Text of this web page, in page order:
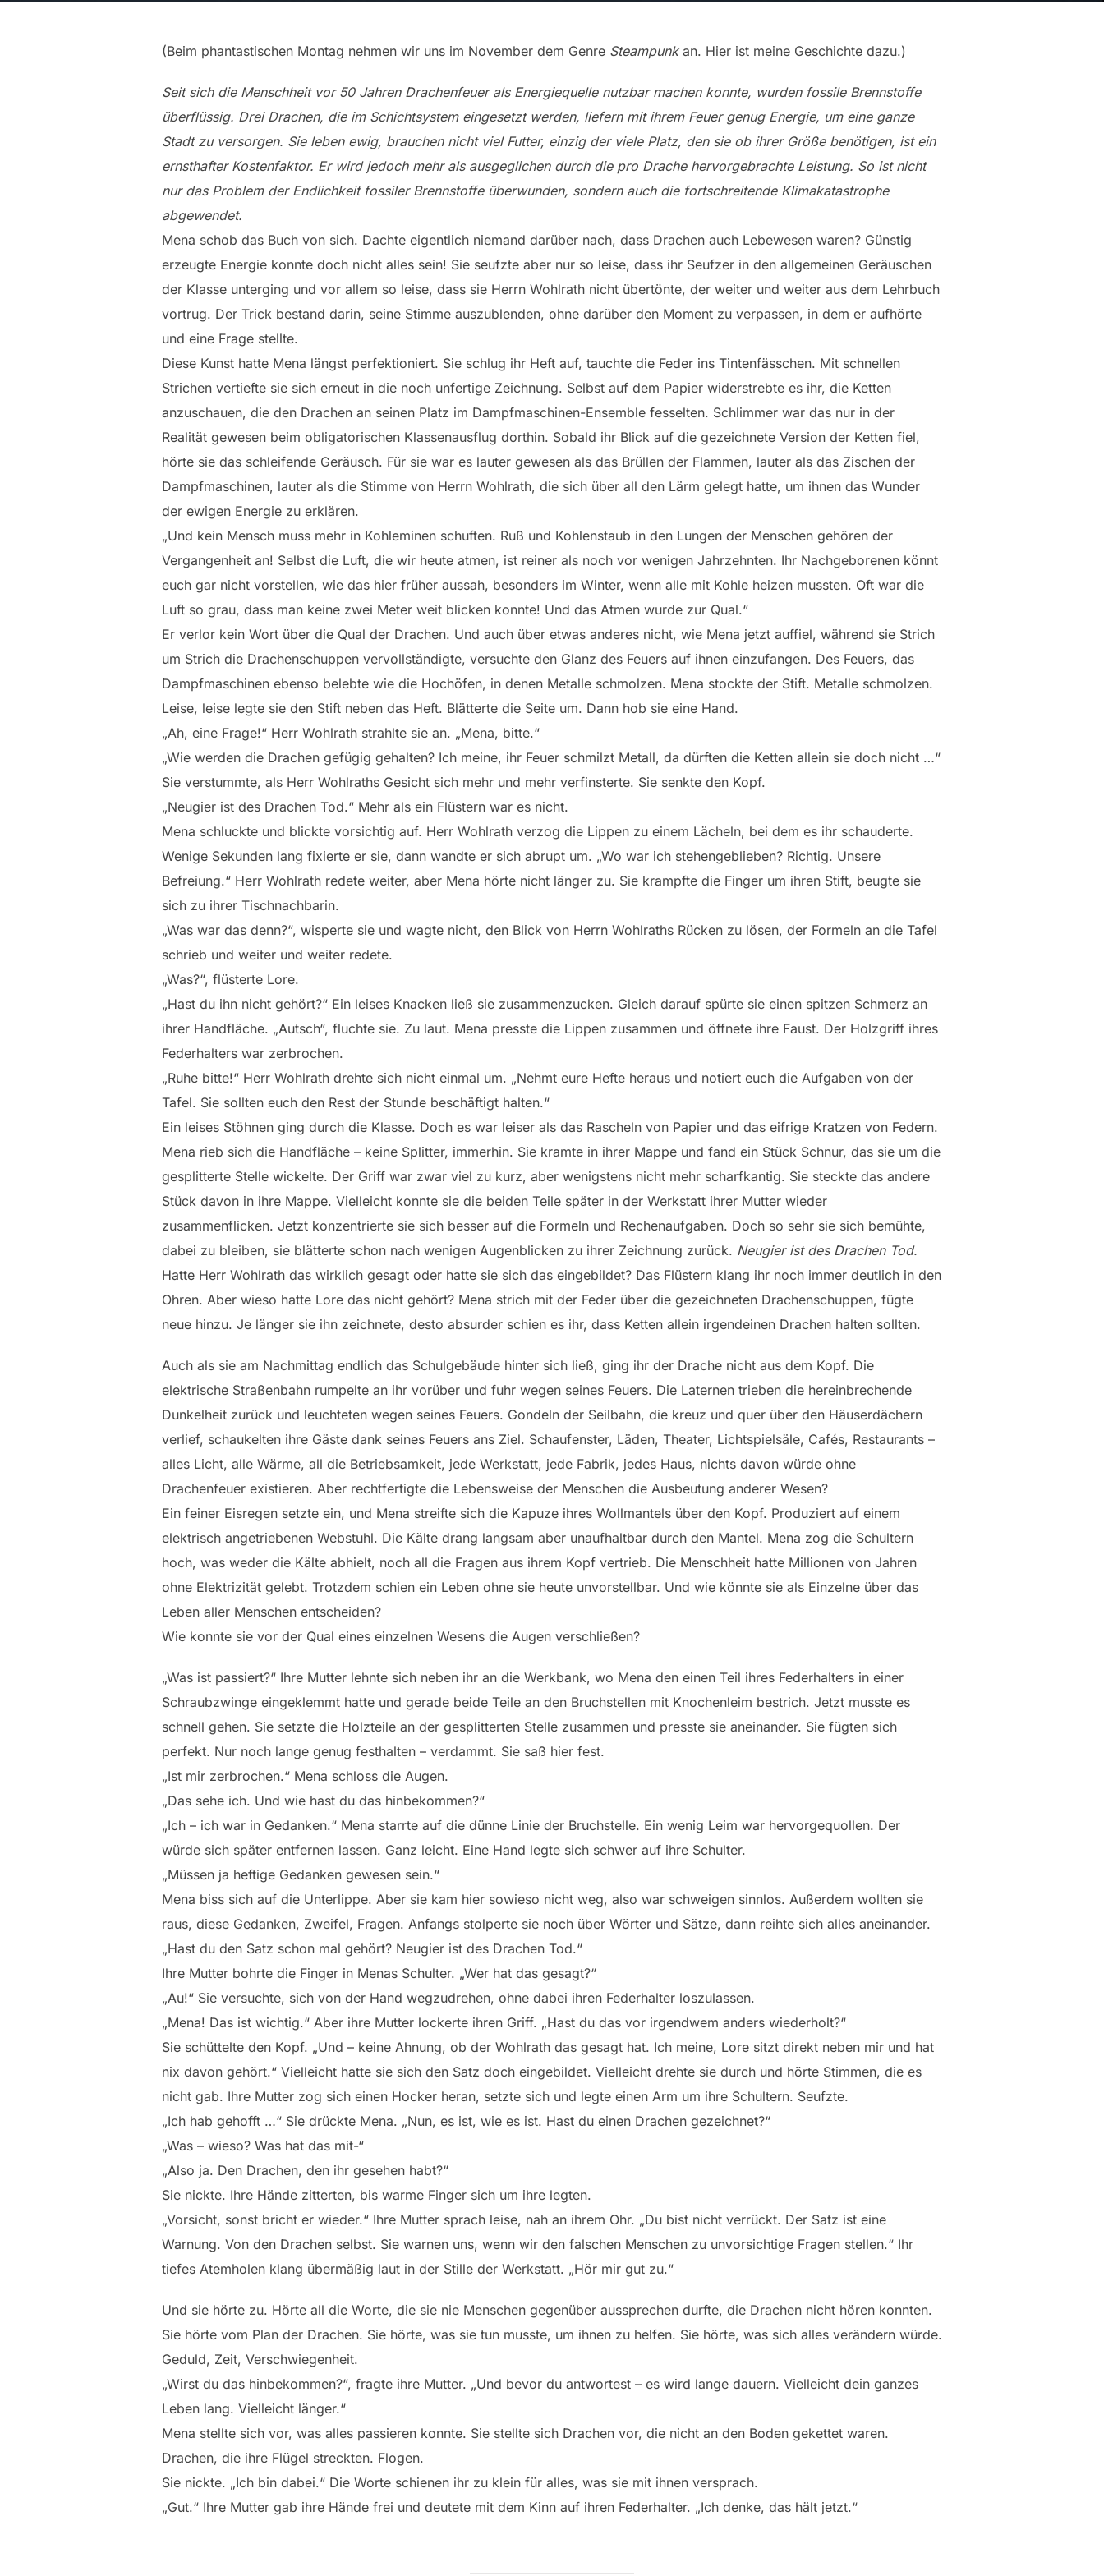
(Beim phantastischen Montag nehmen wir uns im November dem Genre Steampunk an. Hier ist meine Geschichte dazu.)
Seit sich die Menschheit vor 50 Jahren Drachenfeuer als Energiequelle nutzbar machen konnte, wurden fossile Brennstoffe
überflüssig. Drei Drachen, die im Schichtsystem eingesetzt werden, liefern mit ihrem Feuer genug Energie, um eine ganze
Stadt zu versorgen. Sie leben ewig, brauchen nicht viel Futter, einzig der viele Platz, den sie ob ihrer Größe benötigen, ist ein
ernsthafter Kostenfaktor. Er wird jedoch mehr als ausgeglichen durch die pro Drache hervorgebrachte Leistung. So ist nicht
nur das Problem der Endlichkeit fossiler Brennstoffe überwunden, sondern auch die fortschreitende Klimakatastrophe
abgewendet.
Mena schob das Buch von sich. Dachte eigentlich niemand darüber nach, dass Drachen auch Lebewesen waren? Günstig
erzeugte Energie konnte doch nicht alles sein! Sie seufzte aber nur so leise, dass ihr Seufzer in den allgemeinen Geräuschen
der Klasse unterging und vor allem so leise, dass sie Herrn Wohlrath nicht übertönte, der weiter und weiter aus dem Lehrbuch
vortrug. Der Trick bestand darin, seine Stimme auszublenden, ohne darüber den Moment zu verpassen, in dem er aufhörte
und eine Frage stellte.
Diese Kunst hatte Mena längst perfektioniert. Sie schlug ihr Heft auf, tauchte die Feder ins Tintenfässchen. Mit schnellen
Strichen vertiefte sie sich erneut in die noch unfertige Zeichnung. Selbst auf dem Papier widerstrebte es ihr, die Ketten
anzuschauen, die den Drachen an seinen Platz im Dampfmaschinen-Ensemble fesselten. Schlimmer war das nur in der
Realität gewesen beim obligatorischen Klassenausflug dorthin. Sobald ihr Blick auf die gezeichnete Version der Ketten fiel,
hörte sie das schleifende Geräusch. Für sie war es lauter gewesen als das Brüllen der Flammen, lauter als das Zischen der
Dampfmaschinen, lauter als die Stimme von Herrn Wohlrath, die sich über all den Lärm gelegt hatte, um ihnen das Wunder
der ewigen Energie zu erklären.
„Und kein Mensch muss mehr in Kohleminen schuften. Ruß und Kohlenstaub in den Lungen der Menschen gehören der
Vergangenheit an! Selbst die Luft, die wir heute atmen, ist reiner als noch vor wenigen Jahrzehnten. Ihr Nachgeborenen könnt
euch gar nicht vorstellen, wie das hier früher aussah, besonders im Winter, wenn alle mit Kohle heizen mussten. Oft war die
Luft so grau, dass man keine zwei Meter weit blicken konnte! Und das Atmen wurde zur Qual.“
Er verlor kein Wort über die Qual der Drachen. Und auch über etwas anderes nicht, wie Mena jetzt auffiel, während sie Strich
um Strich die Drachenschuppen vervollständigte, versuchte den Glanz des Feuers auf ihnen einzufangen. Des Feuers, das
Dampfmaschinen ebenso belebte wie die Hochöfen, in denen Metalle schmolzen. Mena stockte der Stift. Metalle schmolzen.
Leise, leise legte sie den Stift neben das Heft. Blätterte die Seite um. Dann hob sie eine Hand.
„Ah, eine Frage!“ Herr Wohlrath strahlte sie an. „Mena, bitte.“
„Wie werden die Drachen gefügig gehalten? Ich meine, ihr Feuer schmilzt Metall, da dürften die Ketten allein sie doch nicht …“
Sie verstummte, als Herr Wohlraths Gesicht sich mehr und mehr verfinsterte. Sie senkte den Kopf.
„Neugier ist des Drachen Tod.“ Mehr als ein Flüstern war es nicht.
Mena schluckte und blickte vorsichtig auf. Herr Wohlrath verzog die Lippen zu einem Lächeln, bei dem es ihr schauderte.
Wenige Sekunden lang fixierte er sie, dann wandte er sich abrupt um. „Wo war ich stehengeblieben? Richtig. Unsere
Befreiung.“ Herr Wohlrath redete weiter, aber Mena hörte nicht länger zu. Sie krampfte die Finger um ihren Stift, beugte sie
sich zu ihrer Tischnachbarin.
„Was war das denn?“, wisperte sie und wagte nicht, den Blick von Herrn Wohlraths Rücken zu lösen, der Formeln an die Tafel
schrieb und weiter und weiter redete.
„Was?“, flüsterte Lore.
„Hast du ihn nicht gehört?“ Ein leises Knacken ließ sie zusammenzucken. Gleich darauf spürte sie einen spitzen Schmerz an
ihrer Handfläche. „Autsch“, fluchte sie. Zu laut. Mena presste die Lippen zusammen und öffnete ihre Faust. Der Holzgriff ihres
Federhalters war zerbrochen.
„Ruhe bitte!“ Herr Wohlrath drehte sich nicht einmal um. „Nehmt eure Hefte heraus und notiert euch die Aufgaben von der
Tafel. Sie sollten euch den Rest der Stunde beschäftigt halten.“
Ein leises Stöhnen ging durch die Klasse. Doch es war leiser als das Rascheln von Papier und das eifrige Kratzen von Federn.
Mena rieb sich die Handfläche – keine Splitter, immerhin. Sie kramte in ihrer Mappe und fand ein Stück Schnur, das sie um die
gesplitterte Stelle wickelte. Der Griff war zwar viel zu kurz, aber wenigstens nicht mehr scharfkantig. Sie steckte das andere
Stück davon in ihre Mappe. Vielleicht konnte sie die beiden Teile später in der Werkstatt ihrer Mutter wieder
zusammenflicken. Jetzt konzentrierte sie sich besser auf die Formeln und Rechenaufgaben. Doch so sehr sie sich bemühte,
dabei zu bleiben, sie blätterte schon nach wenigen Augenblicken zu ihrer Zeichnung zurück. Neugier ist des Drachen Tod.
Hatte Herr Wohlrath das wirklich gesagt oder hatte sie sich das eingebildet? Das Flüstern klang ihr noch immer deutlich in den
Ohren. Aber wieso hatte Lore das nicht gehört? Mena strich mit der Feder über die gezeichneten Drachenschuppen, fügte
neue hinzu. Je länger sie ihn zeichnete, desto absurder schien es ihr, dass Ketten allein irgendeinen Drachen halten sollten.
Auch als sie am Nachmittag endlich das Schulgebäude hinter sich ließ, ging ihr der Drache nicht aus dem Kopf. Die
elektrische Straßenbahn rumpelte an ihr vorüber und fuhr wegen seines Feuers. Die Laternen trieben die hereinbrechende
Dunkelheit zurück und leuchteten wegen seines Feuers. Gondeln der Seilbahn, die kreuz und quer über den Häuserdächern
verlief, schaukelten ihre Gäste dank seines Feuers ans Ziel. Schaufenster, Läden, Theater, Lichtspielsäle, Cafés, Restaurants –
alles Licht, alle Wärme, all die Betriebsamkeit, jede Werkstatt, jede Fabrik, jedes Haus, nichts davon würde ohne
Drachenfeuer existieren. Aber rechtfertigte die Lebensweise der Menschen die Ausbeutung anderer Wesen?
Ein feiner Eisregen setzte ein, und Mena streifte sich die Kapuze ihres Wollmantels über den Kopf. Produziert auf einem
elektrisch angetriebenen Webstuhl. Die Kälte drang langsam aber unaufhaltbar durch den Mantel. Mena zog die Schultern
hoch, was weder die Kälte abhielt, noch all die Fragen aus ihrem Kopf vertrieb. Die Menschheit hatte Millionen von Jahren
ohne Elektrizität gelebt. Trotzdem schien ein Leben ohne sie heute unvorstellbar. Und wie könnte sie als Einzelne über das
Leben aller Menschen entscheiden?
Wie konnte sie vor der Qual eines einzelnen Wesens die Augen verschließen?
„Was ist passiert?“ Ihre Mutter lehnte sich neben ihr an die Werkbank, wo Mena den einen Teil ihres Federhalters in einer
Schraubzwinge eingeklemmt hatte und gerade beide Teile an den Bruchstellen mit Knochenleim bestrich. Jetzt musste es
schnell gehen. Sie setzte die Holzteile an der gesplitterten Stelle zusammen und presste sie aneinander. Sie fügten sich
perfekt. Nur noch lange genug festhalten – verdammt. Sie saß hier fest.
„Ist mir zerbrochen.“ Mena schloss die Augen.
„Das sehe ich. Und wie hast du das hinbekommen?“
„Ich – ich war in Gedanken.“ Mena starrte auf die dünne Linie der Bruchstelle. Ein wenig Leim war hervorgequollen. Der
würde sich später entfernen lassen. Ganz leicht. Eine Hand legte sich schwer auf ihre Schulter.
„Müssen ja heftige Gedanken gewesen sein.“
Mena biss sich auf die Unterlippe. Aber sie kam hier sowieso nicht weg, also war schweigen sinnlos. Außerdem wollten sie
raus, diese Gedanken, Zweifel, Fragen. Anfangs stolperte sie noch über Wörter und Sätze, dann reihte sich alles aneinander.
„Hast du den Satz schon mal gehört? Neugier ist des Drachen Tod.“
Ihre Mutter bohrte die Finger in Menas Schulter. „Wer hat das gesagt?“
„Au!“ Sie versuchte, sich von der Hand wegzudrehen, ohne dabei ihren Federhalter loszulassen.
„Mena! Das ist wichtig.“ Aber ihre Mutter lockerte ihren Griff. „Hast du das vor irgendwem anders wiederholt?“
Sie schüttelte den Kopf. „Und – keine Ahnung, ob der Wohlrath das gesagt hat. Ich meine, Lore sitzt direkt neben mir und hat
nix davon gehört.“ Vielleicht hatte sie sich den Satz doch eingebildet. Vielleicht drehte sie durch und hörte Stimmen, die es
nicht gab. Ihre Mutter zog sich einen Hocker heran, setzte sich und legte einen Arm um ihre Schultern. Seufzte.
„Ich hab gehofft …“ Sie drückte Mena. „Nun, es ist, wie es ist. Hast du einen Drachen gezeichnet?“
„Was – wieso? Was hat das mit-“
„Also ja. Den Drachen, den ihr gesehen habt?“
Sie nickte. Ihre Hände zitterten, bis warme Finger sich um ihre legten.
„Vorsicht, sonst bricht er wieder.“ Ihre Mutter sprach leise, nah an ihrem Ohr. „Du bist nicht verrückt. Der Satz ist eine
Warnung. Von den Drachen selbst. Sie warnen uns, wenn wir den falschen Menschen zu unvorsichtige Fragen stellen.“ Ihr
tiefes Atemholen klang übermäßig laut in der Stille der Werkstatt. „Hör mir gut zu.“
Und sie hörte zu. Hörte all die Worte, die sie nie Menschen gegenüber aussprechen durfte, die Drachen nicht hören konnten.
Sie hörte vom Plan der Drachen. Sie hörte, was sie tun musste, um ihnen zu helfen. Sie hörte, was sich alles verändern würde.
Geduld, Zeit, Verschwiegenheit.
„Wirst du das hinbekommen?“, fragte ihre Mutter. „Und bevor du antwortest – es wird lange dauern. Vielleicht dein ganzes
Leben lang. Vielleicht länger.“
Mena stellte sich vor, was alles passieren konnte. Sie stellte sich Drachen vor, die nicht an den Boden gekettet waren.
Drachen, die ihre Flügel streckten. Flogen.
Sie nickte. „Ich bin dabei.“ Die Worte schienen ihr zu klein für alles, was sie mit ihnen versprach.
„Gut.“ Ihre Mutter gab ihre Hände frei und deutete mit dem Kinn auf ihren Federhalter. „Ich denke, das hält jetzt.“